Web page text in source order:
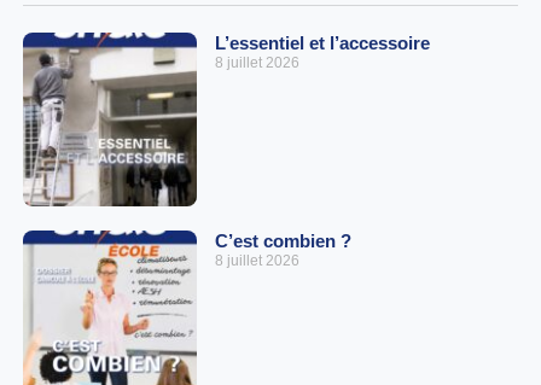
L’essentiel et l’accessoire
8 juillet 2026
C’est combien ?
8 juillet 2026